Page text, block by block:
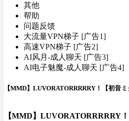
其他
帮助
问题反馈
大流量VPN梯子 [广告1]
高速VPN梯子 [广告2]
AI风月-成人聊天 [广告3]
AI电子魅魔-成人聊天 [广告4]
【MMD】LUVORATORRRRRY！【初音
【MMD】LUVORATORRRRRY